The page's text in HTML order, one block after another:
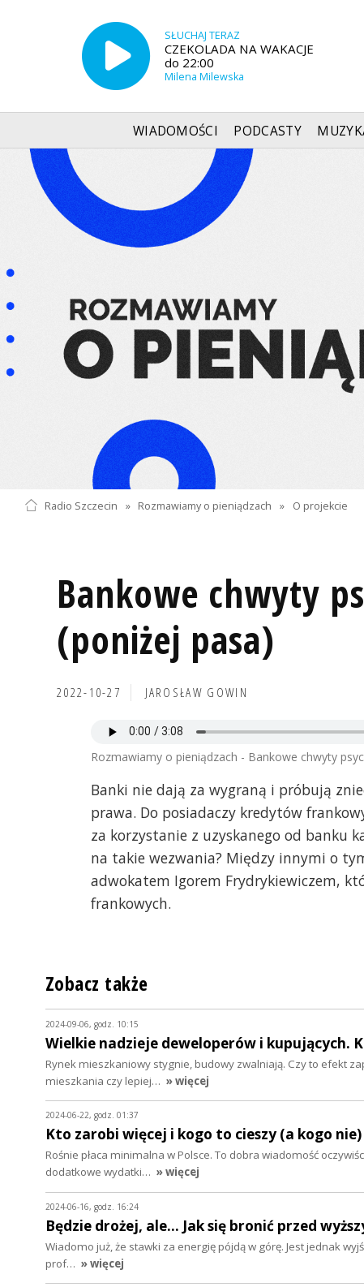
SŁUCHAJ TERAZ
CZEKOLADA NA WAKACJE
do 22:00
Milena Milewska
WIADOMOŚCI PODCASTY
Radio Szczecin » Rozmawiamy o pieniądzach » O projekcie
Bankowe chwyty
(poniżej pasa)
2022-10-27 JAROSŁAW GOWIN
Rozmawiamy o pieniądzach - Bankowe chwyty
Banki nie dają za wygraną i próbują
prawa. Do posiadaczy kredytów
za korzystanie z uzyskanego od banku
na takie wezwania? Między innymi o
adwokatem Igorem Frydrykiewiczem,
frankowych.
Zobacz także
2024-09-06, godz. 10:15
Wielkie nadzieje deweloperów i kupujących.
Rynek mieszkaniowy stygnie, budowy zwalniają. Czy to efekt
mieszkania czy lepiej… » więcej
2024-06-22, godz. 01:37
Kto zarobi więcej i kogo to cieszy (a kogo nie)
Rośnie płaca minimalna w Polsce. To dobra wiadomość
dodatkowe wydatki… » więcej
2024-06-16, godz. 16:24
Będzie drożej, ale... Jak się bronić przed
Wiadomo już, że stawki za energię pójdą w górę. Jest jednak
prof… » więcej